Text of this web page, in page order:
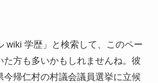
wiki 学歴」と検索して、このペー
た方も多いかもしれませんね。彼
今帰仁村の村議会議員選挙に立候